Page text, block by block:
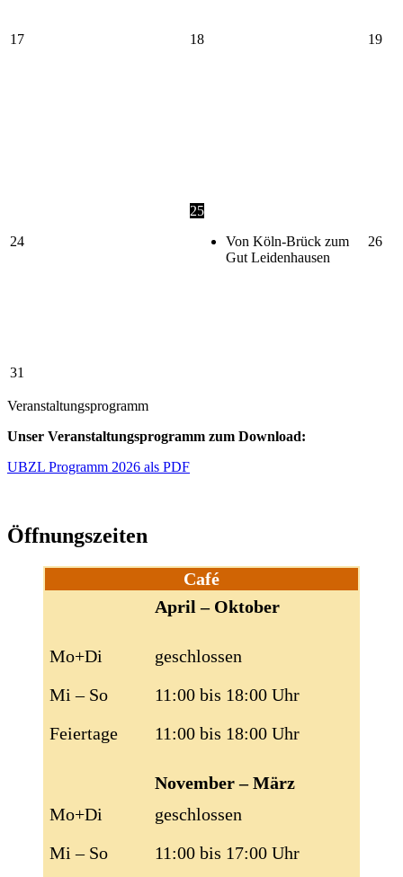
17 18 19
24
25
Von Köln-Brück zum
Gut Leidenhausen
26
31
Veranstaltungsprogramm
Unser Veranstaltungsprogramm zum Download:
UBZL Programm 2026 als PDF
Öffnungszeiten
Café
April – Oktober
Mo+Di
Mi – So
Feiertage
geschlossen
11:00 bis 18:00 Uhr
11:00 bis 18:00 Uhr
November – März
Mo+Di
Mi – So
geschlossen
11:00 bis 17:00 Uhr